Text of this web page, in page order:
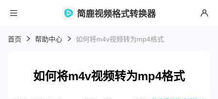
简鹿视频格式转换器
首页 帮助中心 如何将m4v视频转为mp4格式
如何将m4v视频转为mp4格式